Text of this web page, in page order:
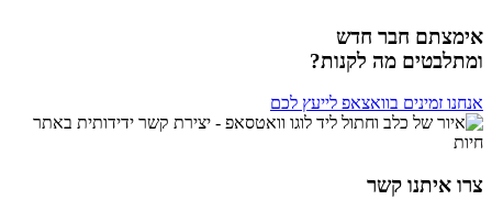
אימצתם חבר חדש
ומתלבטים מה לקנות?
אנחנו זמינים בוואצאפ לייעץ לכם
צרו איתנו קשר